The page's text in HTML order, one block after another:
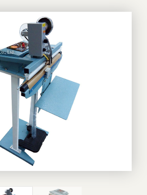
手壓/手提封口機
半自動封口機
特製封口機